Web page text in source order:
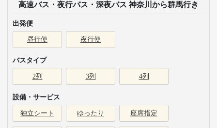
高速バス・夜行バス・深夜バス 神奈川から群馬行き
出発便
昼行便 夜行便
バスタイプ
2列 3列 4列
設備・サービス
独立シート ゆったり 座席指定